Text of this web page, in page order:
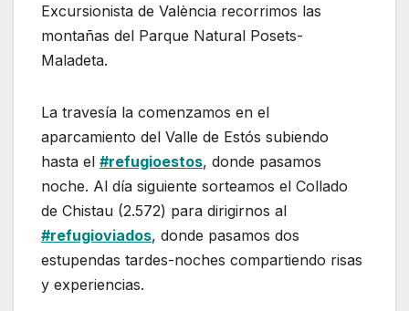
Excursionista de València recorrimos las
montañas del Parque Natural Posets-
Maladeta.
La travesía la comenzamos en el
aparcamiento del Valle de Estós subiendo
hasta el #refugioestos, donde pasamos
noche. Al día siguiente sorteamos el Collado
de Chistau (2.572) para dirigirnos al
#refugioviados, donde pasamos dos
estupendas tardes-noches compartiendo risas
y experiencias.